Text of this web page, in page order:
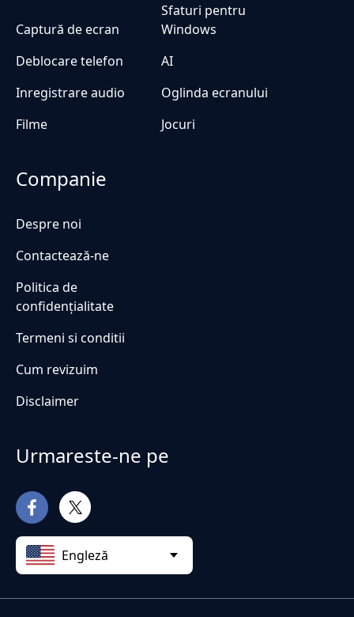
Captură de ecran
Sfaturi pentru
Windows
Deblocare telefon
AI
Inregistrare audio
Oglinda ecranului
Filme
Jocuri
Companie
Despre noi
Contactează-ne
Politica de
confidențialitate
Termeni si conditii
Cum revizuim
Disclaimer
Urmareste-ne pe
Engleză